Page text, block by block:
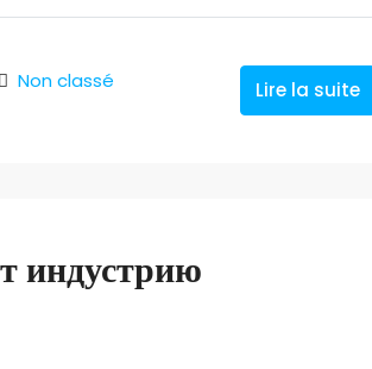
Non classé Lire la suite
индустрию